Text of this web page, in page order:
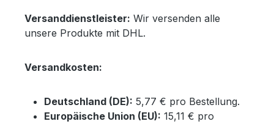
Versanddienstleister: Wir versenden alle
unsere Produkte mit DHL.
Versandkosten:
Deutschland (DE): 5,77 € pro Bestellung.
Europäische Union (EU): 15,11 € pro